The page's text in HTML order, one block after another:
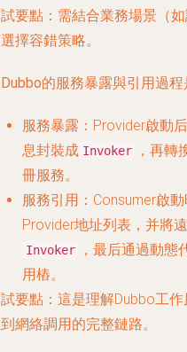
要點 ：需結合業務場景（
擇容錯策略。
的服務暴露與引用過程
服務暴露 ：Provider啟動
息封裝成 Invoker ，再轉
冊服務。
服務引用 ：Consumer啟
Provider地址列表，并將
Invoker
，最后通過動
用樁。
要點 ：這是理解Dubbo工
網絡調用的完整鏈路。